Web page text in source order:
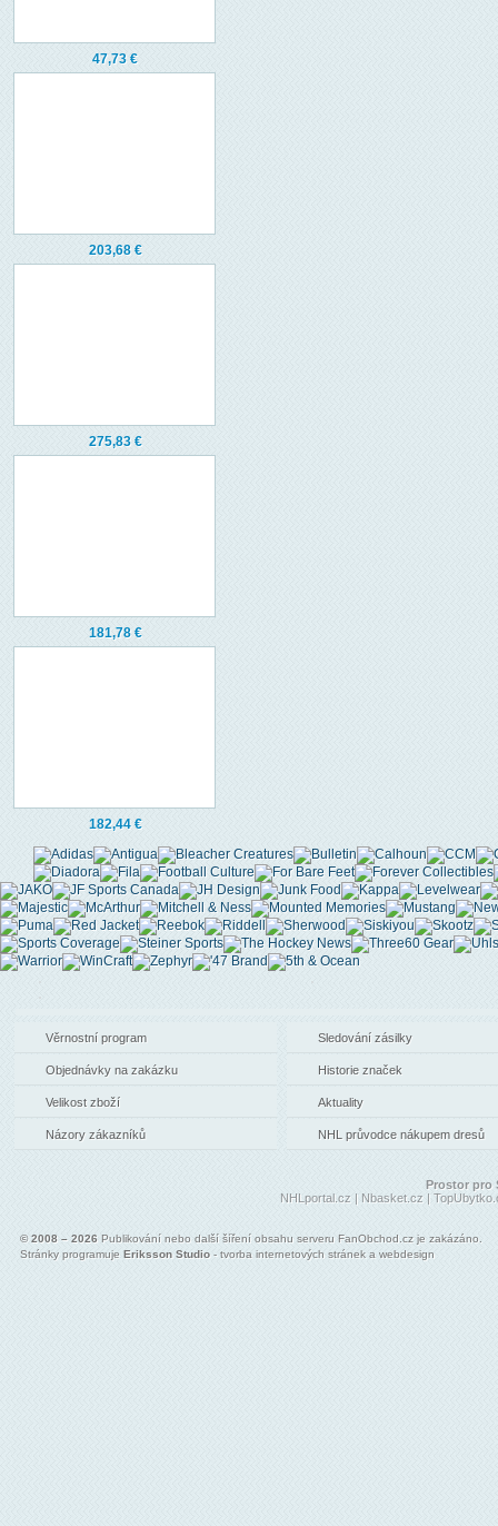
47,73 €
203,68 €
275,83 €
181,78 €
182,44 €
Věrnostní program
Objednávky na zakázku
Velikost zboží
Názory zákazníků
Sledování zásilky
Historie značek
Aktuality
NHL průvodce nákupem dresů
Prostor pro
NHLportal.cz | Nbasket.cz |
© 2008 – 2026 Publikování nebo další šíření obsahu serveru FanObchod.cz je zakázáno.
Stránky programuje Eriksson Studio - tvorba internetových stránek a webdesign